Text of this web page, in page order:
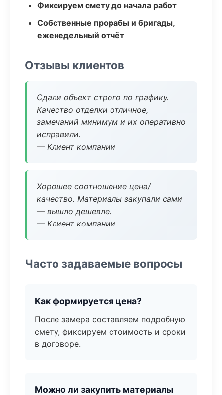
Фиксируем смету до начала работ
Собственные прорабы и бригады,
еженедельный отчёт
Отзывы клиентов
Сдали объект строго по графику.
Качество отделки отличное,
замечаний минимум и их оперативно
исправили.
— Клиент компании
Хорошее соотношение цена/
качество. Материалы закупали сами
— вышло дешевле.
— Клиент компании
Часто задаваемые вопросы
Как формируется цена?
После замера составляем подробную
смету, фиксируем стоимость и сроки
в договоре.
Можно ли закупить материалы